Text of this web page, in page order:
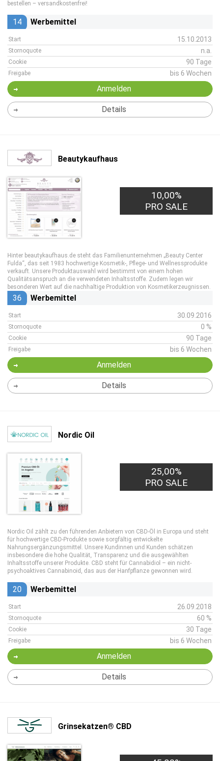
bestellen – versandkostenfrei!
14 Werbemittel
Start 15.10.2013
Stornoquote n.a.
Cookie 90 Tage
Freigabe bis 6 Wochen
Anmelden
Details
Beautykaufhaus
10,00%
PRO SALE
Hinter beautykaufhaus.de steht das Familienunternehmen „Beauty Center
Fulda“, das seit 1983 hochwertige Kosmetik-, Pflege- und Wellnessprodukte
verkauft. Unsere Produktauswahl wird bestimmt von einem hohen
Qualitätsanspruch an die verwendeten Inhaltsstoffe. Zudem legen wir
besonderen Wert auf die nachhaltige Produktion von Kosmetikerzeugnissen.
36 Werbemittel
Start 30.09.2016
Stornoquote 0 %
Cookie 90 Tage
Freigabe bis 6 Wochen
Anmelden
Details
Nordic Oil
25,00%
PRO SALE
Nordic Oil zählt zu den führenden Anbietern von CBD-Öl in Europa und steht
für hochwertige CBD-Produkte sowie sorgfältig entwickelte
Nahrungsergänzungsmittel. Unsere Kundinnen und Kunden schätzen
insbesondere die hohe Qualität, Transparenz und die ausgewählten
Inhaltsstoffe unserer Produkte. CBD steht für Cannabidiol – ein nicht-
psychoaktives Cannabinoid, das aus der Hanfpflanze gewonnen wird.
20 Werbemittel
Start 26.09.2018
Stornoquote 60 %
Cookie 30 Tage
Freigabe bis 6 Wochen
Anmelden
Details
Grinsekatzen® CBD